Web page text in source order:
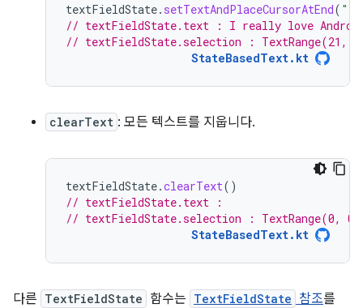
textFieldState. setTextAndPlaceCursorAtEnd( "I
// textFieldState.text : I really love
// textFieldState.selection : TextRange(21,
StateBasedText.kt
clearText : 모든 텍스트를 지웁니다.
textFieldState.clearText()
// textFieldState.text :
// textFieldState.selection : TextRange(0, 0)
StateBasedText.kt
다른 TextFieldState 함수는 TextFieldState 참조를